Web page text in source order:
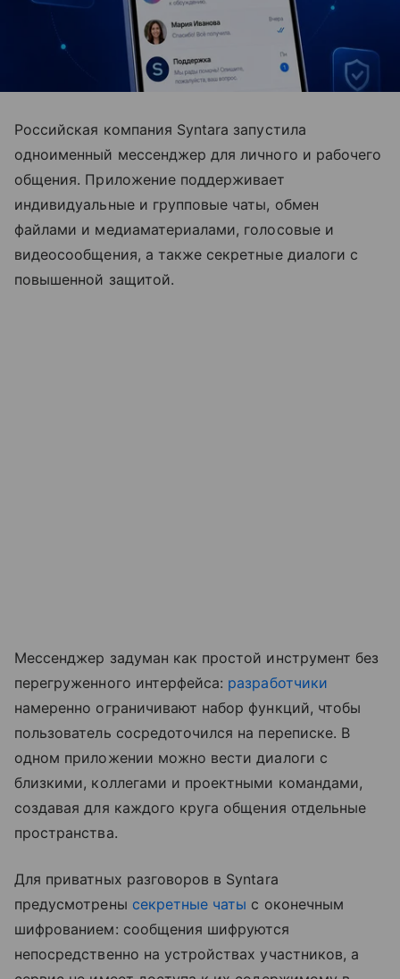
Российская компания Syntara запустила
одноименный мессенджер для личного и рабочего
общения. Приложение поддерживает
индивидуальные и групповые чаты, обмен
файлами и медиаматериалами, голосовые и
видеосообщения, а также секретные диалоги с
повышенной защитой.
Мессенджер задуман как простой инструмент без
перегруженного интерфейса: разработчики
намеренно ограничивают набор функций, чтобы
пользователь сосредоточился на переписке. В
одном приложении можно вести диалоги с
близкими, коллегами и проектными командами,
создавая для каждого круга общения отдельные
пространства.
Для приватных разговоров в Syntara
предусмотрены секретные чаты с оконечным
шифрованием: сообщения шифруются
непосредственно на устройствах участников, а